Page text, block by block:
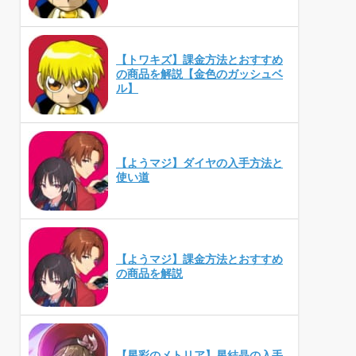
【トワキズ】課金方法とおすすめ
の商品を解説【金色のガッシュベ
ル】
【ようマジ】ダイヤの入手方法と
使い道
【ようマジ】課金方法とおすすめ
の商品を解説